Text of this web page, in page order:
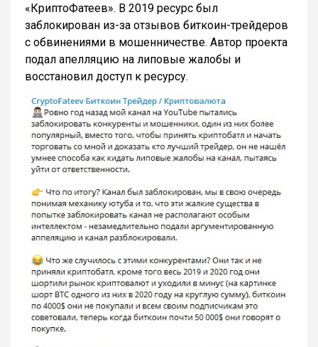
«КриптоФатеев». В 2019 ресурс был
заблокирован из-за отзывов биткоин-трейдеров
с обвинениями в мошенничестве. Автор проекта
подал апелляцию на липовые жалобы и
восстановил доступ к ресурсу.